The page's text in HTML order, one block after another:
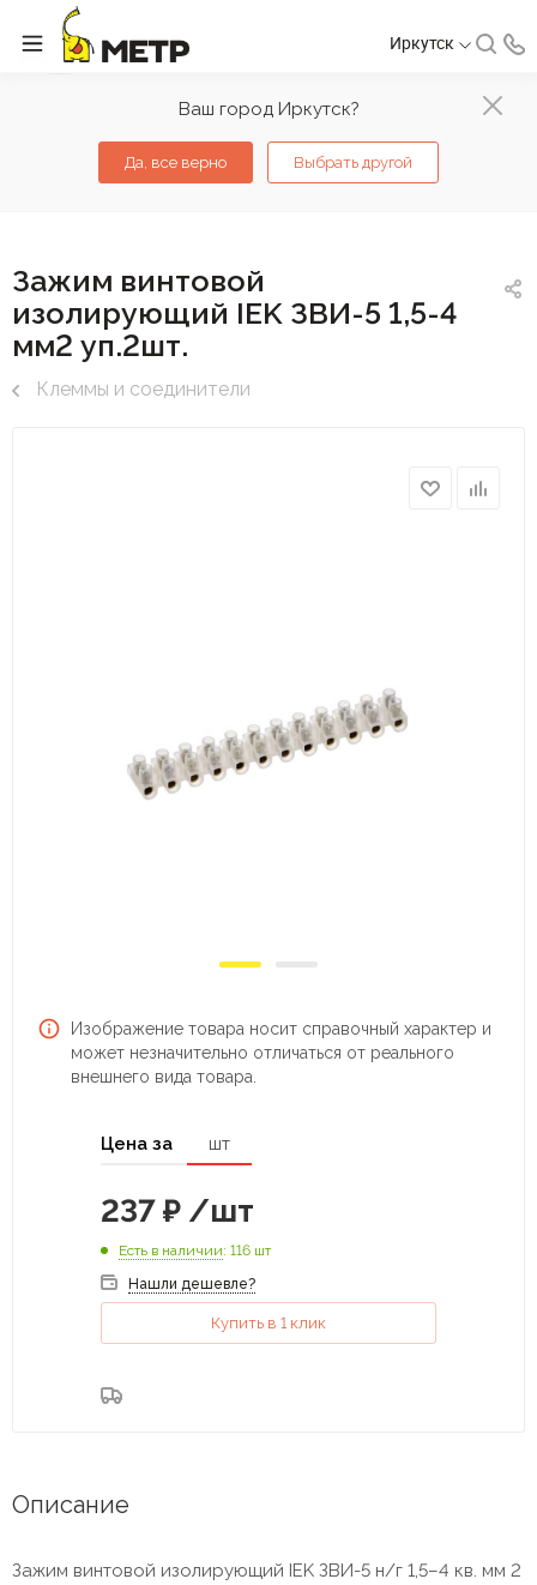
Ваш город Иркутск?
Да, все верно Выбрать другой
Иркутск
Зажим винтовой
изолирующий IEK ЗВИ-5 1,5-4
мм2 уп.2шт.
Клеммы и соединители
Изображение товара носит справочный характер и
может незначительно отличаться от реального
внешнего вида товара.
Цена за шт
237 ₽ /шт
Есть в наличии: 116 шт
Нашли дешевле?
Купить в 1 клик
Описание
Зажим винтовой изолирующий IEK ЗВИ-5 н/г 1,5–4 кв. мм 2